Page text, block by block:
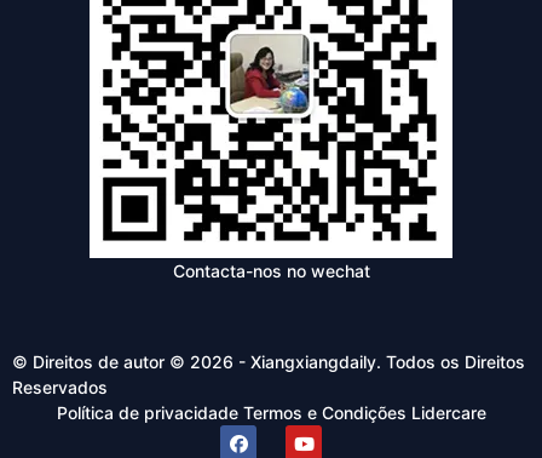
Contacta-nos no wechat
© Direitos de autor © 2026 - Xiangxiangdaily. Todos os Direitos
Reservados
Política de privacidade Termos e Condições Lidercare